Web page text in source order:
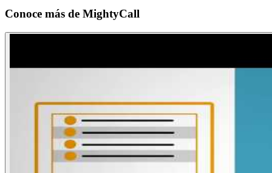
Conoce más de MightyCall